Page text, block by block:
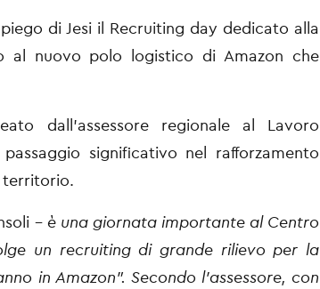
di Jesi il Recruiting day dedicato alla
al nuovo polo logistico di Amazon che
dall’assessore regionale al Lavoro
significativo nel rafforzamento
territorio.
– è una giornata importante al Centro
un recruiting di grande rilievo per la
in Amazon”. Secondo l’assessore, con